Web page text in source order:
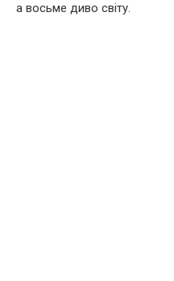
а восьме диво світу.